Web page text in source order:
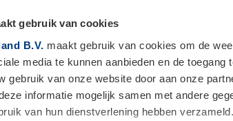
gebruik van cookies
B.V. maakt gebruik van cookies om de
media te kunnen aanbieden en de
gebruik van onze website door aan onze
informatie mogelijk samen met andere
van hun dienstverlening hebben verzameld.